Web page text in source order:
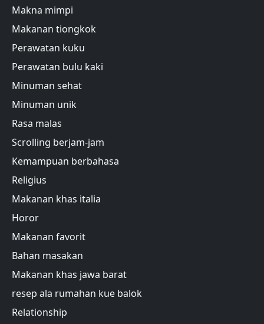
Makna mimpi
Makanan tiongkok
Perawatan kuku
Perawatan bulu kaki
Minuman sehat
Minuman unik
Rasa malas
Scrolling berjam-jam
Kemampuan berbahasa
Religius
Makanan khas italia
Horor
Makanan favorit
Bahan masakan
Makanan khas jawa barat
resep ala rumahan kue balok
Relationship